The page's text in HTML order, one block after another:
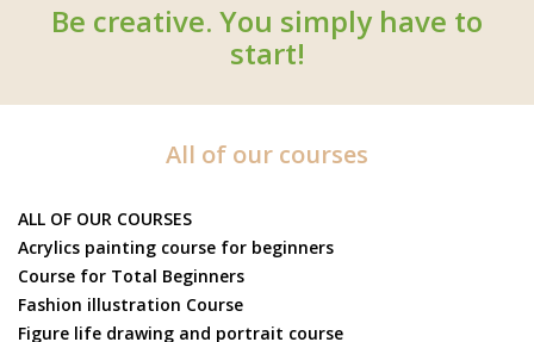
Be creative. You simply have to
start!
All of our courses
ALL OF OUR COURSES
Acrylics painting course for beginners
Course for Total Beginners
Fashion illustration Course
Figure life drawing and portrait course